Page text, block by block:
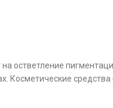
остветление
Косметические средства